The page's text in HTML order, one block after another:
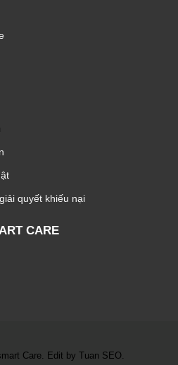
quyết khiếu nại
CARE
Care. Edit by Tuan SEO.